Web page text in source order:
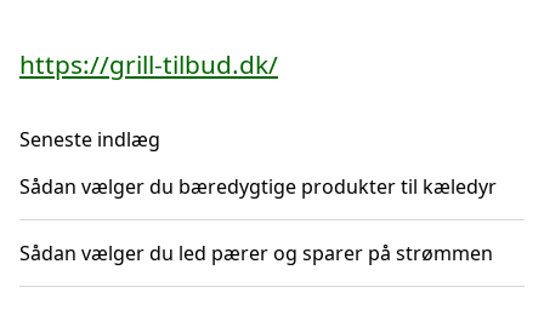
https://grill-tilbud.dk/
Seneste indlæg
Sådan vælger du bæredygtige produkter til kæledyr
Sådan vælger du led pærer og sparer på strømmen